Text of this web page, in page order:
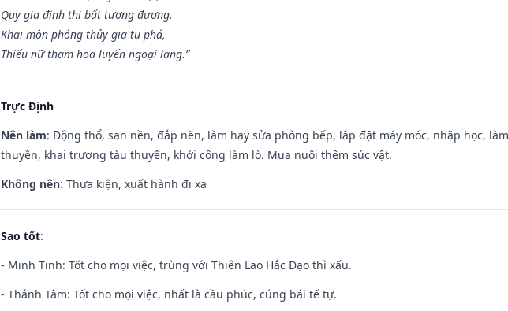
Quy gia định thị bất tương đương.
Khai môn phóng thủy gia tu phá,
Thiếu nữ tham hoa luyến ngoại lang.”
Trực Định
Nên làm: Động thổ, san nền, đắp nền, làm hay sửa phòng bếp, lắp đặt máy móc, nhập học,
thuyền, khai trương tàu thuyền, khởi công làm lò. Mua nuôi thêm súc vật.
Không nên: Thưa kiện, xuất hành đi xa
Sao tốt:
- Minh Tinh: Tốt cho mọi việc, trùng với Thiên Lao Hắc Đạo thì xấu.
- Thánh Tâm: Tốt cho mọi việc, nhất là cầu phúc, cúng bái tế tự.